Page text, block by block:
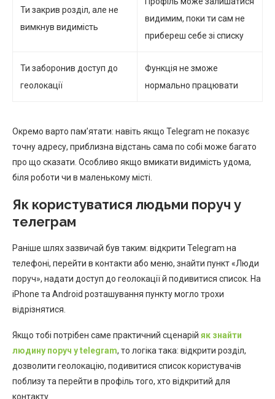
Ти закрив розділ, але не
вимкнув видимість
видимим, поки ти сам не
прибереш себе зі списку
Ти заборонив доступ до
геолокації
Функція не зможе
нормально працювати
Окремо варто пам’ятати: навіть якщо Telegram не показує
точну адресу, приблизна відстань сама по собі може багато
про що сказати. Особливо якщо вмикати видимість удома,
біля роботи чи в маленькому місті.
Як користуватися людьми поруч у
телеграм
Раніше шлях зазвичай був таким: відкрити Telegram на
телефоні, перейти в контакти або меню, знайти пункт «Люди
поруч», надати доступ до геолокації й подивитися список. На
iPhone та Android розташування пункту могло трохи
відрізнятися.
Якщо тобі потрібен саме практичний сценарій як знайти
людину поруч у telegram, то логіка така: відкрити розділ,
дозволити геолокацію, подивитися список користувачів
поблизу та перейти в профіль того, хто відкритий для
контакту.